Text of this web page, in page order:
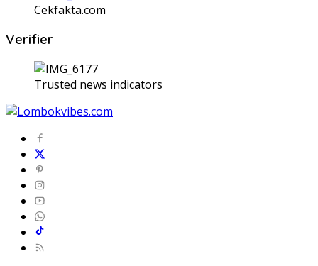
Cekfakta.com
Verifier
Trusted news indicators